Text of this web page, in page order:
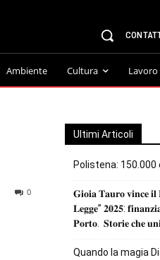
Ambiente Cultura Lavoro
0
Ultimi Articoli
Polistena: 150.000
𝐆𝐢𝐨𝐢𝐚 𝐓𝐚𝐮𝐫𝐨 𝐯𝐢𝐧𝐜𝐞
𝐋𝐞𝐠𝐠𝐞” 𝟐𝟎𝟐𝟓:
𝐏𝐨𝐫𝐭𝐨. 𝐒𝐭𝐨𝐫𝐢𝐞 𝐜𝐡𝐞
Quando la magia